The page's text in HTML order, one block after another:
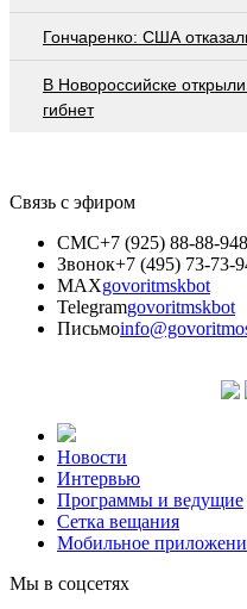
Гончаренко: США
В Новороссийске
гибнет
Связь с эфиром
СМС+7 (925) 88-88-948
Звонок+7 (495) 73-73-
MAXgovoritmskbot
Telegramgovoritmskbot
Письмо
Новости
Интервью
Программы и ведущие
Сетка вещания
Мобильное
Мы в соцсетях